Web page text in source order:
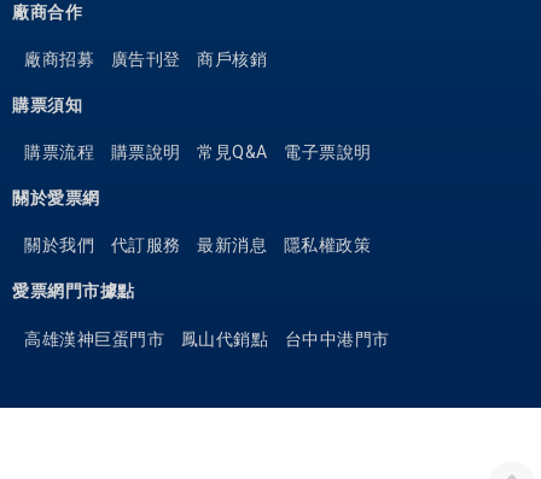
廠商合作
廠商招募 廣告刊登 商戶核銷
購票須知
購票流程 購票說明 常見Q&A 電子票說明
關於愛票網
關於我們 代訂服務 最新消息 隱私權政策
愛票網門市據點
高雄漢神巨蛋門市 鳳山代銷點 台中中港門市